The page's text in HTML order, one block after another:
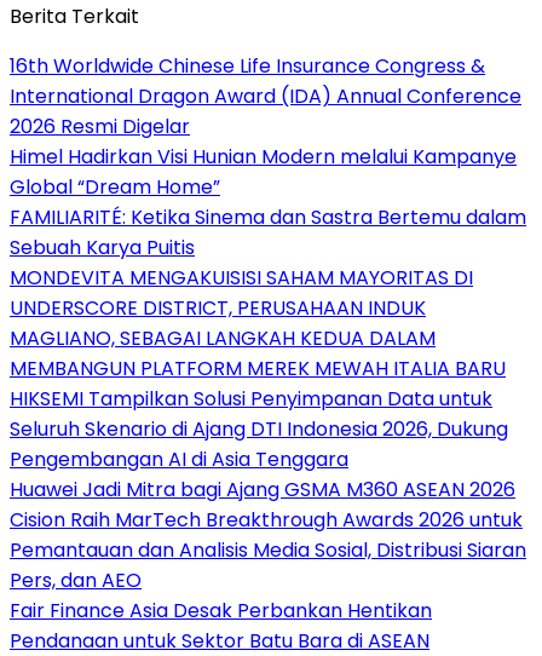
Berita Terkait
16th Worldwide Chinese Life Insurance Congress &
International Dragon Award (IDA) Annual Conference
2026 Resmi Digelar
Himel Hadirkan Visi Hunian Modern melalui Kampanye
Global “Dream Home”
FAMILIARITÉ: Ketika Sinema dan Sastra Bertemu dalam
Sebuah Karya Puitis
MONDEVITA MENGAKUISISI SAHAM MAYORITAS DI
UNDERSCORE DISTRICT, PERUSAHAAN INDUK
MAGLIANO, SEBAGAI LANGKAH KEDUA DALAM
MEMBANGUN PLATFORM MEREK MEWAH ITALIA BARU
HIKSEMI Tampilkan Solusi Penyimpanan Data untuk
Seluruh Skenario di Ajang DTI Indonesia 2026, Dukung
Pengembangan AI di Asia Tenggara
Huawei Jadi Mitra bagi Ajang GSMA M360 ASEAN 2026
Cision Raih MarTech Breakthrough Awards 2026 untuk
Pemantauan dan Analisis Media Sosial, Distribusi Siaran
Pers, dan AEO
Fair Finance Asia Desak Perbankan Hentikan
Pendanaan untuk Sektor Batu Bara di ASEAN